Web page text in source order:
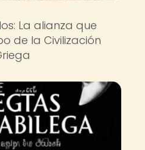
La alianza que
de la Civilización